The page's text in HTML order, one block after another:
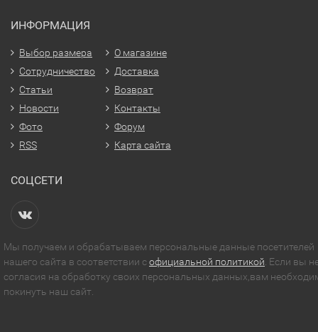
ИНФОРМАЦИЯ
Выбор размера
Сотрудничество
Статьи
Новости
Фото
RSS
О магазине
Доставка
Возврат
Контакты
Форум
Карта сайта
СОЦСЕТИ
Мы получаем и обрабатываем персональные данные посетителей
нашего сайта в соответствии софициальной политикой . Если вы
согласия на обработку своих персональных данных,вам
покинуть наш сайт.